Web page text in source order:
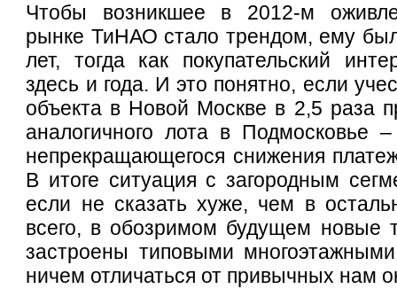
Чтобы возникшее в 2012-м
рынке ТиНАО стало трендом, ему
лет, тогда как покупательский
здесь и года. И это понятно, если
объекта в Новой Москве в 2,5 раза
аналогичного лота в
непрекращающегося снижения
В итоге ситуация с загородным
если не сказать хуже, чем в
всего, в обозримом будущем новые
застроены типовыми
ничем отличаться от привычных нам